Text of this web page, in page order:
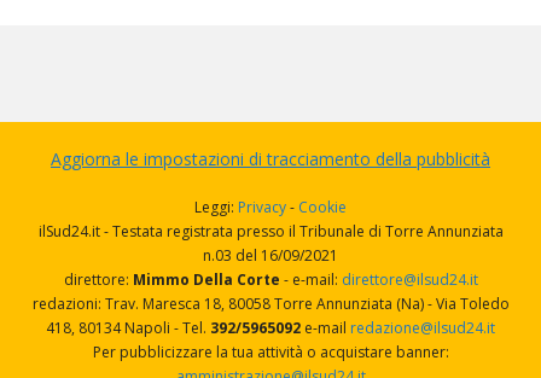
Aggiorna le impostazioni di tracciamento della pubblicità
Leggi: Privacy- Cookie
ilSud24.it - Testata registrata presso il Tribunale di Torre Annunziata
n.03 del 16/09/2021
direttore: Mimmo Della Corte - e-mail: direttore@ilsud24.it
redazioni: Trav. Maresca 18, 80058 Torre Annunziata (Na) - Via Toledo
418, 80134 Napoli - Tel. 392/5965092 e-mail redazione@ilsud24.it
Per pubblicizzare la tua attività o acquistare banner: